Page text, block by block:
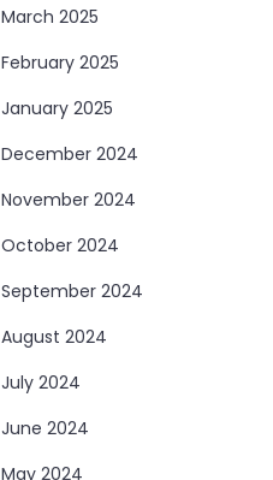
March 2025
February 2025
January 2025
December 2024
November 2024
October 2024
September 2024
August 2024
July 2024
June 2024
May 2024